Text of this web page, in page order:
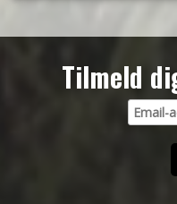
Tilmeld